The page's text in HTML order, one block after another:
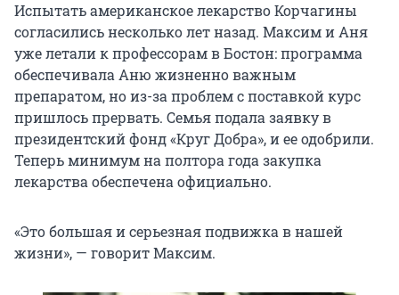
Испытать американское лекарство Корчагины
согласились несколько лет назад. Максим и Аня
уже летали к профессорам в Бостон: программа
обеспечивала Аню жизненно важным
препаратом, но из-за проблем с поставкой курс
пришлось прервать. Семья подала заявку в
президентский фонд «Круг Добра», и ее одобрили.
Теперь минимум на полтора года закупка
лекарства обеспечена официально.
«Это большая и серьезная подвижка в нашей
жизни», — говорит Максим.